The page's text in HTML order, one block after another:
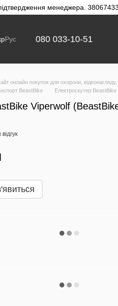
менеджера.
Рус 080 033-10-51
онлайн покупок для охорони, відеонагляду,
BeastBike Електроскутер
Viperwolf